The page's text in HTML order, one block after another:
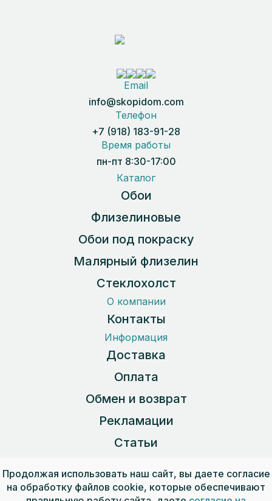
Email
info@skopidom.com
Телефон
+7 (918) 183-91-28
Время работы
пн-пт 8:30-17:00
Каталог
Обои
Флизелиновые
Обои под покраску
Малярный флизелин
Стеклохолст
О компании
Контакты
Информация
Доставка
Оплата
Обмен и возврат
Рекламации
Статьи
Продолжая использовать наш сайт, вы даете согласие
на обработку файлов cookie, которые обеспечивают